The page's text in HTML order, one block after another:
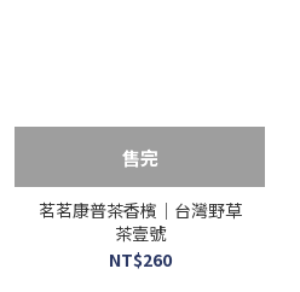
售完
茗茗康普茶香檳｜台灣野草
茶壹號
NT$260